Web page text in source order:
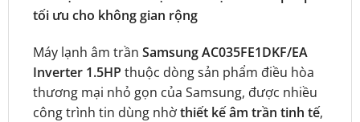
tối ưu cho không gian rộng
Máy lạnh âm trần Samsung AC035FE1DKF/EA
Inverter 1.5HP thuộc dòng sản phẩm điều hòa
thương mại nhỏ gọn của Samsung, được nhiều
công trình tin dùng nhờthiết kế âm trần tinh tế,